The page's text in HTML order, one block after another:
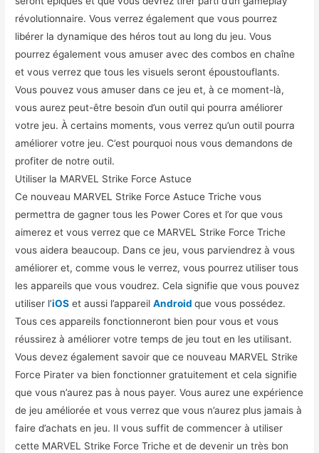
révolutionnaire. Vous verrez également que vous pourrez
libérer la dynamique des héros tout au long du jeu. Vous
pourrez également vous amuser avec des combos en chaîne
et vous verrez que tous les visuels seront époustouflants.
Vous pouvez vous amuser dans ce jeu et, à ce moment-là,
vous aurez peut-être besoin d’un outil qui pourra améliorer
votre jeu. À certains moments, vous verrez qu’un outil pourra
améliorer votre jeu. C’est pourquoi nous vous demandons de
profiter de notre outil.
Utiliser la MARVEL Strike Force Astuce
Ce nouveau MARVEL Strike Force Astuce Triche vous
permettra de gagner tous les Power Cores et l’or que vous
aimerez et vous verrez que ce MARVEL Strike Force Triche
vous aidera beaucoup. Dans ce jeu, vous parviendrez à vous
améliorer et, comme vous le verrez, vous pourrez utiliser tous
les appareils que vous voudrez. Cela signifie que vous pouvez
utiliser l’iOS et aussi l’appareilAndroid que vous possédez.
Tous ces appareils fonctionneront bien pour vous et vous
réussirez à améliorer votre temps de jeu tout en les utilisant.
Vous devez également savoir que ce nouveau MARVEL Strike
Force Pirater va bien fonctionner gratuitement et cela signifie
que vous n’aurez pas à nous payer. Vous aurez une expérience
de jeu améliorée et vous verrez que vous n’aurez plus jamais à
faire d’achats en jeu. Il vous suffit de commencer à utiliser
cette MARVEL Strike Force Triche et de devenir un très bon